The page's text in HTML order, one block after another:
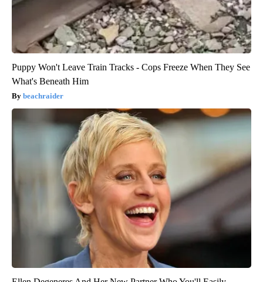
Puppy Won't Leave Train Tracks - Cops Freeze When They See
What's Beneath Him
beachraider